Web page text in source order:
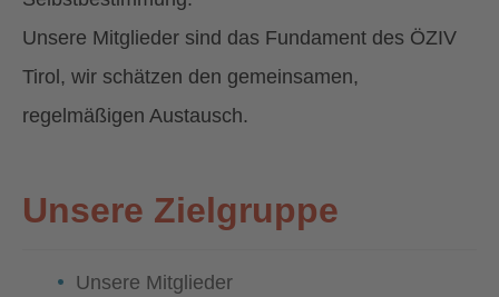
Unsere Mitglieder sind das Fundament des ÖZIV
Tirol, wir schätzen den gemeinsamen,
regelmäßigen Austausch.
Unsere Zielgruppe
Unsere Mitglieder